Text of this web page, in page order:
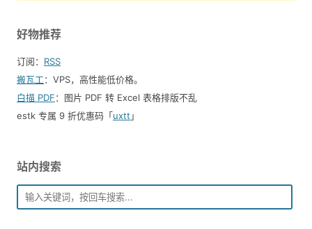
好物推荐
订阅： RSS
搬瓦工：VPS，高性能低价格。️
白描 PDF：图片 PDF 转 Excel 表格排版不乱
estk 专属 9 折优惠码「uxtt 」
站内搜索